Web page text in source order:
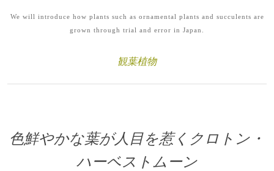
We will introduce how plants such as ornamental plants and succulents are
grown through trial and error in Japan.
観葉植物
色鮮やかな葉が人目を惹くクロトン・
ハーベストムーン